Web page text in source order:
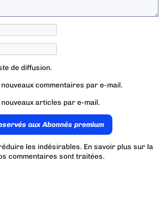
de diffusion.
commentaires par e-mail.
articles par e-mail.
aux Abonnés premium
les indésirables. En savoir plus sur la
commentaires sont traitées.